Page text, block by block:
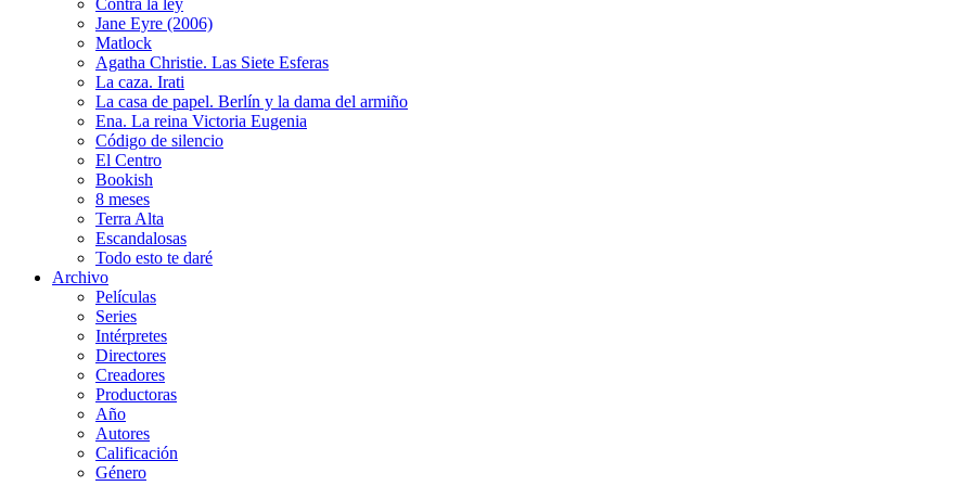
Contra la ley
Jane Eyre (2006)
Matlock
Agatha Christie. Las Siete Esferas
La caza. Irati
La casa de papel. Berlín y la dama del armiño
Ena. La reina Victoria Eugenia
Código de silencio
El Centro
Bookish
8 meses
Terra Alta
Escandalosas
Todo esto te daré
Archivo
Películas
Series
Intérpretes
Directores
Creadores
Productoras
Año
Autores
Calificación
Género